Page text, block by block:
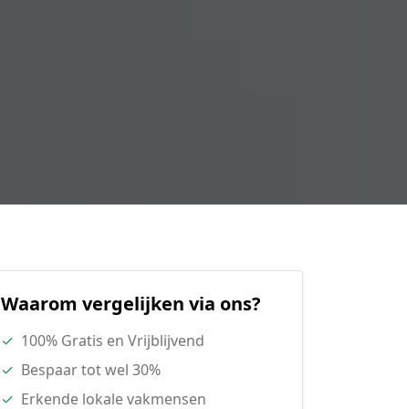
Waarom vergelijken via ons?
✓ 100% Gratis en Vrijblijvend
✓ Bespaar tot wel 30%
✓ Erkende lokale vakmensen